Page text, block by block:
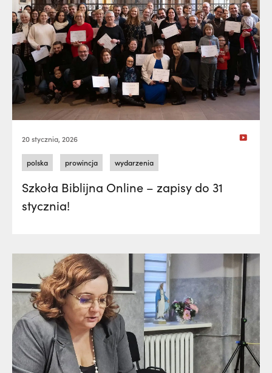
20 stycznia, 2026
polska prowincja wydarzenia
Szkoła Biblijna Online – zapisy do 31
stycznia!